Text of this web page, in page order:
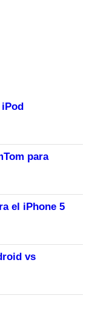
iPod
para
el iPhone 5
vs